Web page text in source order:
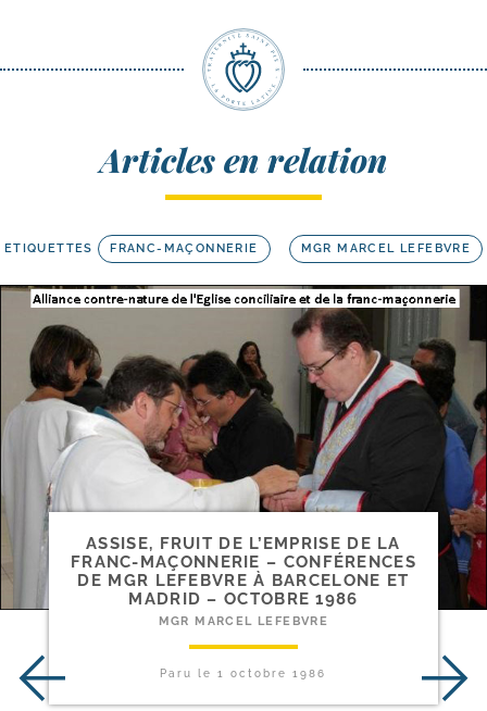
Articles en relation
ETIQUETTES FRANC-MAÇONNERIE MGR MARCEL LEFEBVRE
ASSISE, FRUIT DE L’EMPRISE DE LA
FRANC-​MAÇONNERIE – CONFÉRENCES
DE MGR LEFEBVRE À BARCELONE ET
MADRID – OCTOBRE 1986
MGR MARCEL LEFEBVRE
Paru le1 octobre 1986